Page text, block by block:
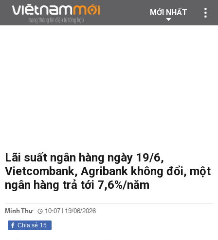
MỚI NHẤT
Lãi suất ngân hàng ngày 19/6,
Vietcombank, Agribank không đổi, một
ngân hàng trả tới 7,6%/năm
Minh Thư 10:07 | 19/06/2026
15
Chia sẻ